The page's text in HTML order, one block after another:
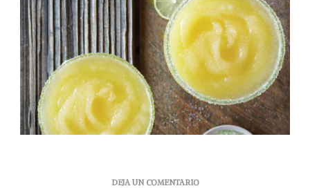
DEJA UN COMENTARIOEN